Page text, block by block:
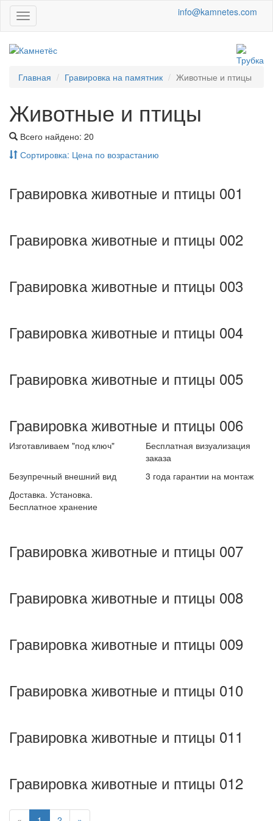
Навигация info@kamnetes.com
Главная Гравировка на памятник Животные и птицы
Животные и птицы
Всего найдено: 20
Сортировка: Цена по возрастанию
Гравировка животные и птицы 001
Гравировка животные и птицы 002
Гравировка животные и птицы 003
Гравировка животные и птицы 004
Гравировка животные и птицы 005
Гравировка животные и птицы 006
Изготавливаем "под ключ"
Бесплатная визуализация
заказа
Безупречный внешний вид
3 года гарантии на монтаж
Доставка. Установка.
Бесплатное хранение
Гравировка животные и птицы 007
Гравировка животные и птицы 008
Гравировка животные и птицы 009
Гравировка животные и птицы 010
Гравировка животные и птицы 011
Гравировка животные и птицы 012